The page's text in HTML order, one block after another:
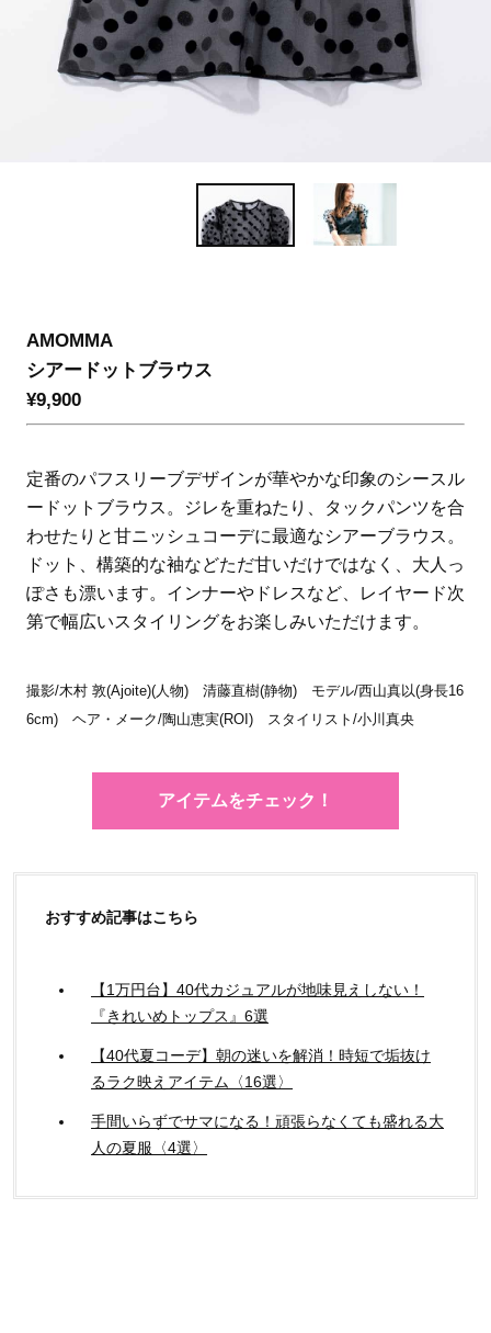
AMOMMA
シアードットブラウス
¥9,900
定番のパフスリーブデザインが華やかな印象のシースル
ードットブラウス。ジレを重ねたり、タックパンツを合
わせたりと甘ニッシュコーデに最適なシアーブラウス。
ドット、構築的な袖などただ甘いだけではなく、大人っ
ぽさも漂います。インナーやドレスなど、レイヤード次
第で幅広いスタイリングをお楽しみいただけます。
撮影/木村 敦(Ajoite)(人物) 清藤直樹(静物) モデル/西山真以(身長16
6cm) ヘア・メーク/陶山恵実(ROI) スタイリスト/小川真央
アイテムをチェック！
おすすめ記事はこちら
【1万円台】40代カジュアルが地味見えしない！
『きれいめトップス』6選
【40代夏コーデ】朝の迷いを解消！時短で垢抜け
るラク映えアイテム〈16選〉
手間いらずでサマになる！頑張らなくても盛れる大
人の夏服〈4選〉